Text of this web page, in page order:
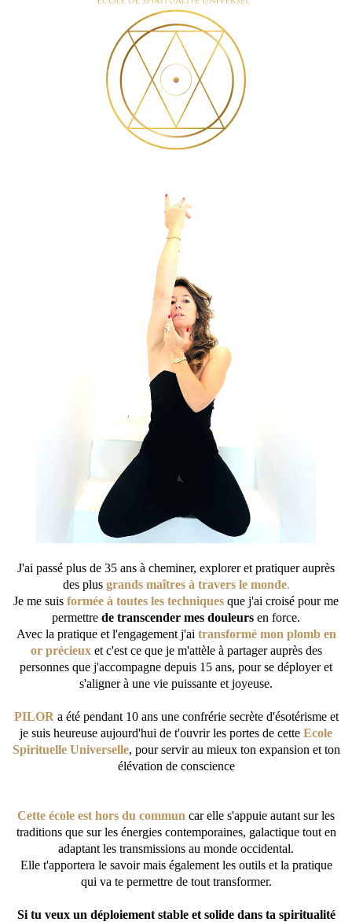
J'ai passé plus de 35 ans à cheminer, explorer et pratiquer auprès
des plus grands maîtres à travers le monde.
Je me suis formée à toutes les techniques que j'ai croisé pour me
permettre de transcender mes douleurs en force.
Avec la pratique et l'engagement j'ai transformé mon plomb en
or précieuxet c'est ce que je m'attèle à partager auprès des
personnes que j'accompagne depuis 15 ans, pour se déployer et
s'aligner à une vie puissante et joyeuse.
PILOR a été pendant 10 ans une confrérie secrète d'ésotérisme et
je suis heureuse aujourd'hui de t'ouvrir les portes de cette Ecole
Spirituelle Universelle, pour servir au mieux ton expansion et ton
élévation de conscience
Cette école est hors du commun car elle s'appuie autant sur les
traditions que sur les énergies contemporaines, galactique tout en
adaptant les transmissions au monde occidental.
Elle t'apportera le savoir mais également les outils et la pratique
qui va te permettre de tout transformer.
Si tu veux un déploiement stable et solide dans ta spiritualité